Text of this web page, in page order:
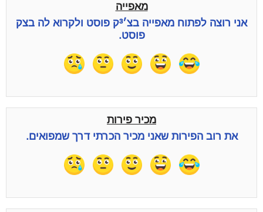
מאפייה
אני רוצה לפתוח מאפייה בצ׳³ק פוסט ולקרוא לה בצק
פוסט.
מכיר פירות
את רוב הפירות שאני מכיר הכרתי דרך שמפואים.